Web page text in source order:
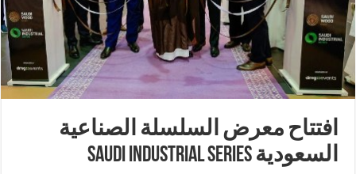
افتتاح معرض السلسلة الصناعية
السعودية Saudi Industrial Series